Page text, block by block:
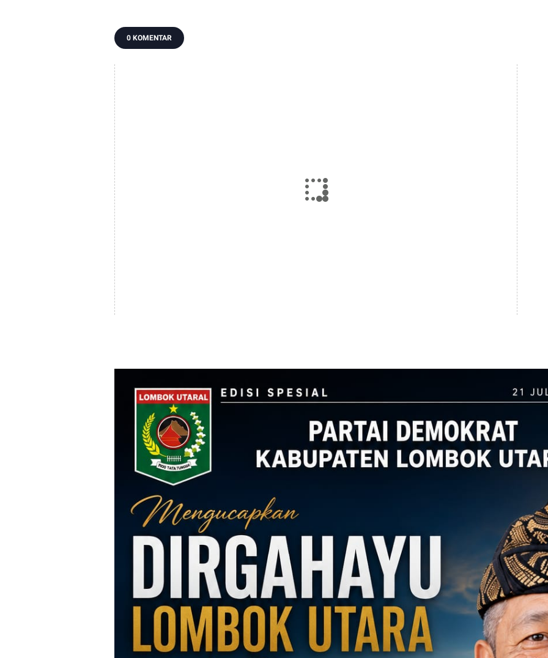
0 KOMENTAR